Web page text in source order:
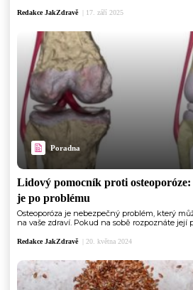
Redakce JakZdravě 17. září 2025
Poradna
Lidový pomocník proti osteoporóze:
je po problému
Osteoporóza je nebezpečný problém, který
na vaše zdraví. Pokud na sobě rozpoznáte její
Redakce JakZdravě 20. května 2024